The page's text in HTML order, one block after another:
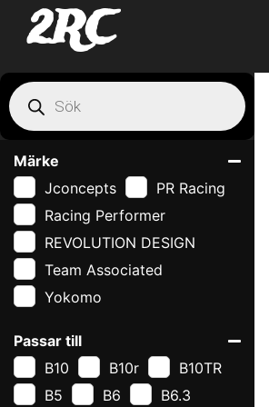
2RC
Märke
Jconcepts
PR Racing
Racing Performer
REVOLUTION DESIGN
Team Associated
Yokomo
Passar till
B10
B10r
B10TR
B5
B6
B6.3